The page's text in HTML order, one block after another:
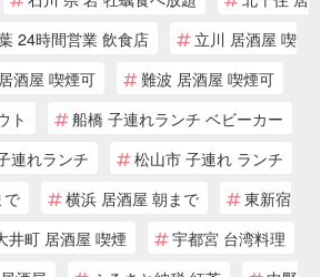
24時間営業 飲食店
立川 居酒屋 喫
酒屋 喫煙可
難波 居酒屋 喫煙可
ト
船橋 子連れランチ ベビーカー
連れランチ
松山市 子連れ ランチ
で
横浜 居酒屋 朝まで
東新宿
井町 居酒屋 喫煙
宇都宮 台湾料理